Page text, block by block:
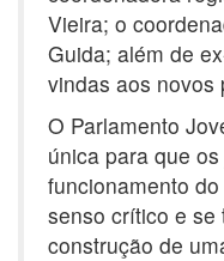
Vieira; o
Guida; além de
vindas aos novos
O Parlamento
única para que
funcionamento
senso crítico e se
construção de